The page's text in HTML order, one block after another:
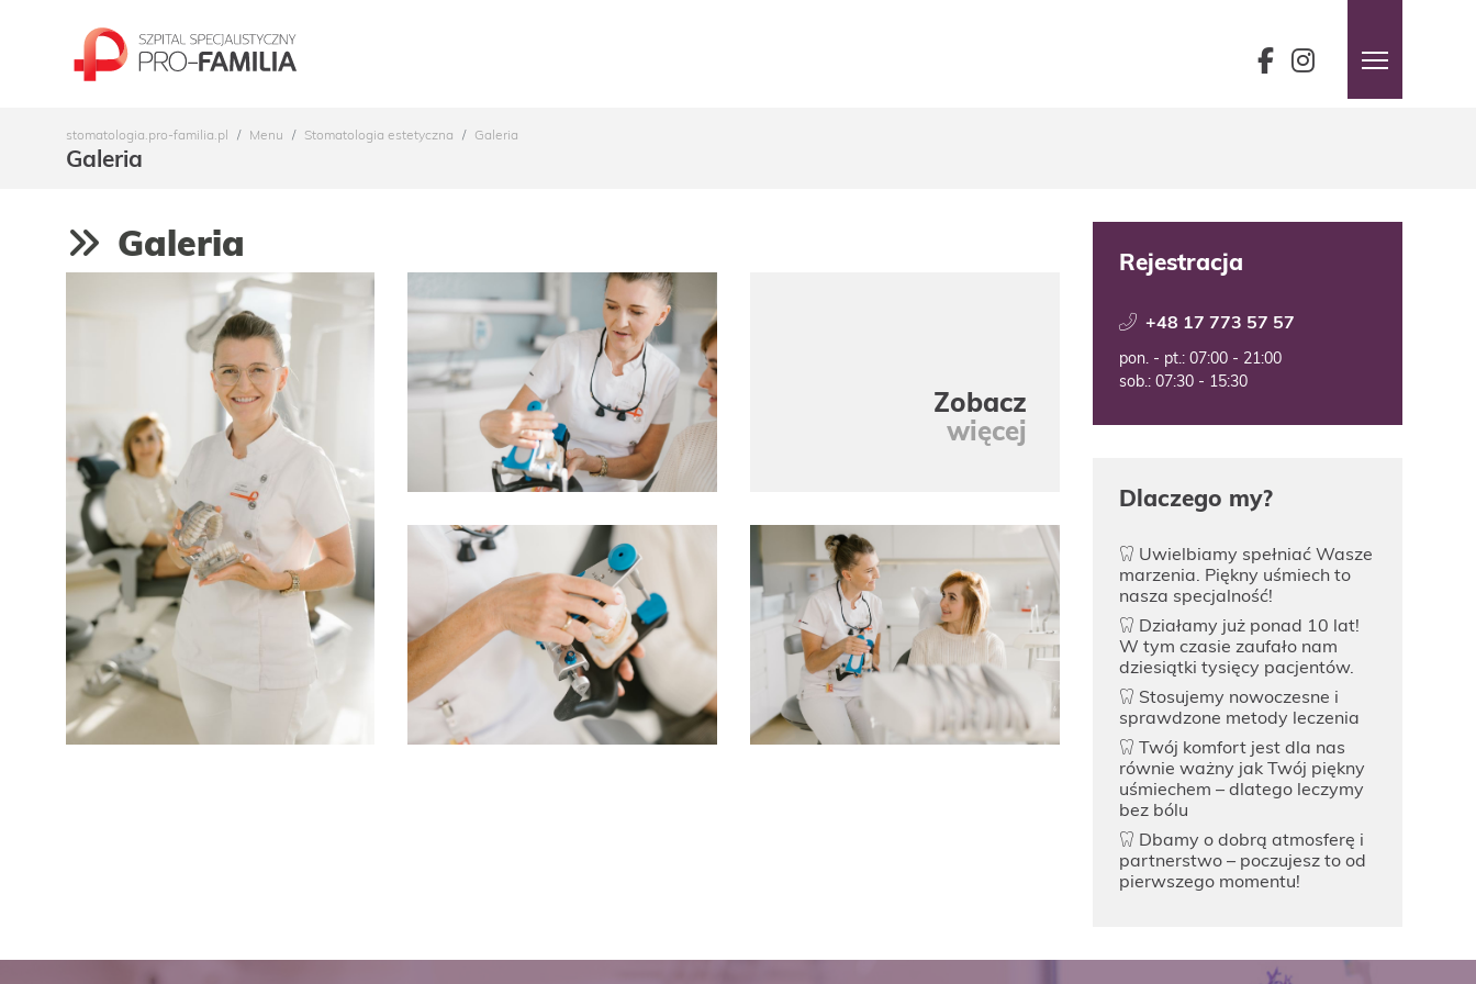
stomatologia.pro-familia.pl Menu Stomatologia estetyczna Galeria
Galeria
Galeria
Zobacz
więcej
Rejestracja
+48 17 773 57 57
pon. - pt.: 07:00 - 21:00
sob.: 07:30 - 15:30
Dlaczego my?
Uwielbiamy spełniać Wasze
marzenia. Piękny uśmiech to
nasza specjalność!
Działamy już ponad 10 lat!
W tym czasie zaufało nam
dziesiątki tysięcy pacjentów.
Stosujemy nowoczesne i
sprawdzone metody leczenia
Twój komfort jest dla nas
równie ważny jak Twój piękny
uśmiechem – dlatego leczymy
bez bólu
Dbamy o dobrą atmosferę i
partnerstwo – poczujesz to od
pierwszego momentu!